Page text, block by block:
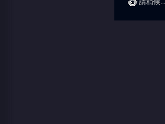
請稍候...